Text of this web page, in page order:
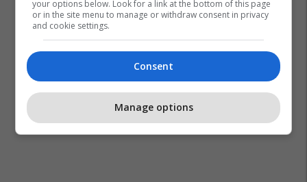
your options below. Look for a link at the bottom of this page
or in the site menu to manage or withdraw consent in privacy
and cookie settings.
Consent
Manage options